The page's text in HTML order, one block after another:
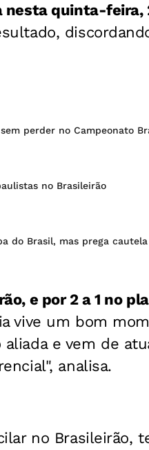
nesta quinta-feira,
perder no Campeonato
no Brasileirão
do Brasil, mas prega cautela
e por 2 a 1 no
vive um bom
e vem de
analisa.
no Brasileirão,